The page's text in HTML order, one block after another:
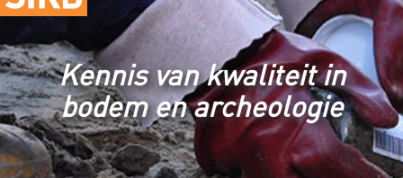
Kennis van kwaliteit in
bodem en archeologie